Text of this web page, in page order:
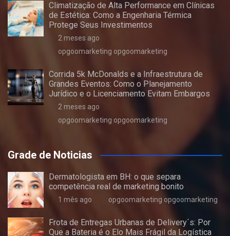
Climatização de Alta Performance em Clínicas
de Estética: Como a Engenharia Térmica
Protege Seus Investimentos
2 meses ago
opgoomarketing opgoomarketing
Corrida 5k McDonalds e a Infraestrutura de
Grandes Eventos: Como o Planejamento
Jurídico e o Licenciamento Evitam Embargos
2 meses ago
opgoomarketing opgoomarketing
Grade de Noticias
Dermatologista em BH: o que separa
competência real de marketing bonito
1 mês ago opgoomarketing opgoomarketing
Frota de Entregas Urbanas de Delivery´s: Por
Que a Bateria é o Elo Mais Frágil da Logística